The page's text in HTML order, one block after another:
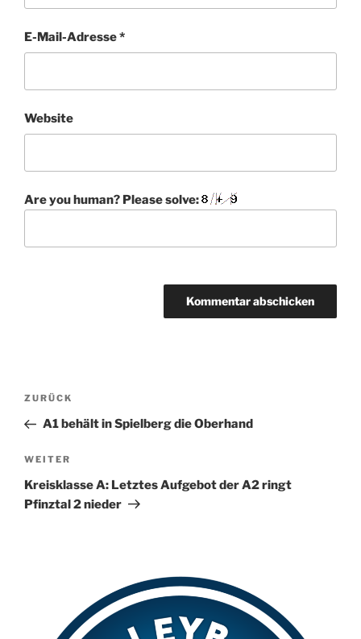
E-Mail-Adresse*
Website
Are you human? Please solve:
e
r
a
t
i
Beitragsnavigation
Vorheriger
Beitrag
ZURÜCK
A1 behält in Spielberg die Oberhand
Nächster
Beitrag
WEITER
Kreisklasse A: Letztes Aufgebot der A2 ringt
Pfinztal 2 nieder